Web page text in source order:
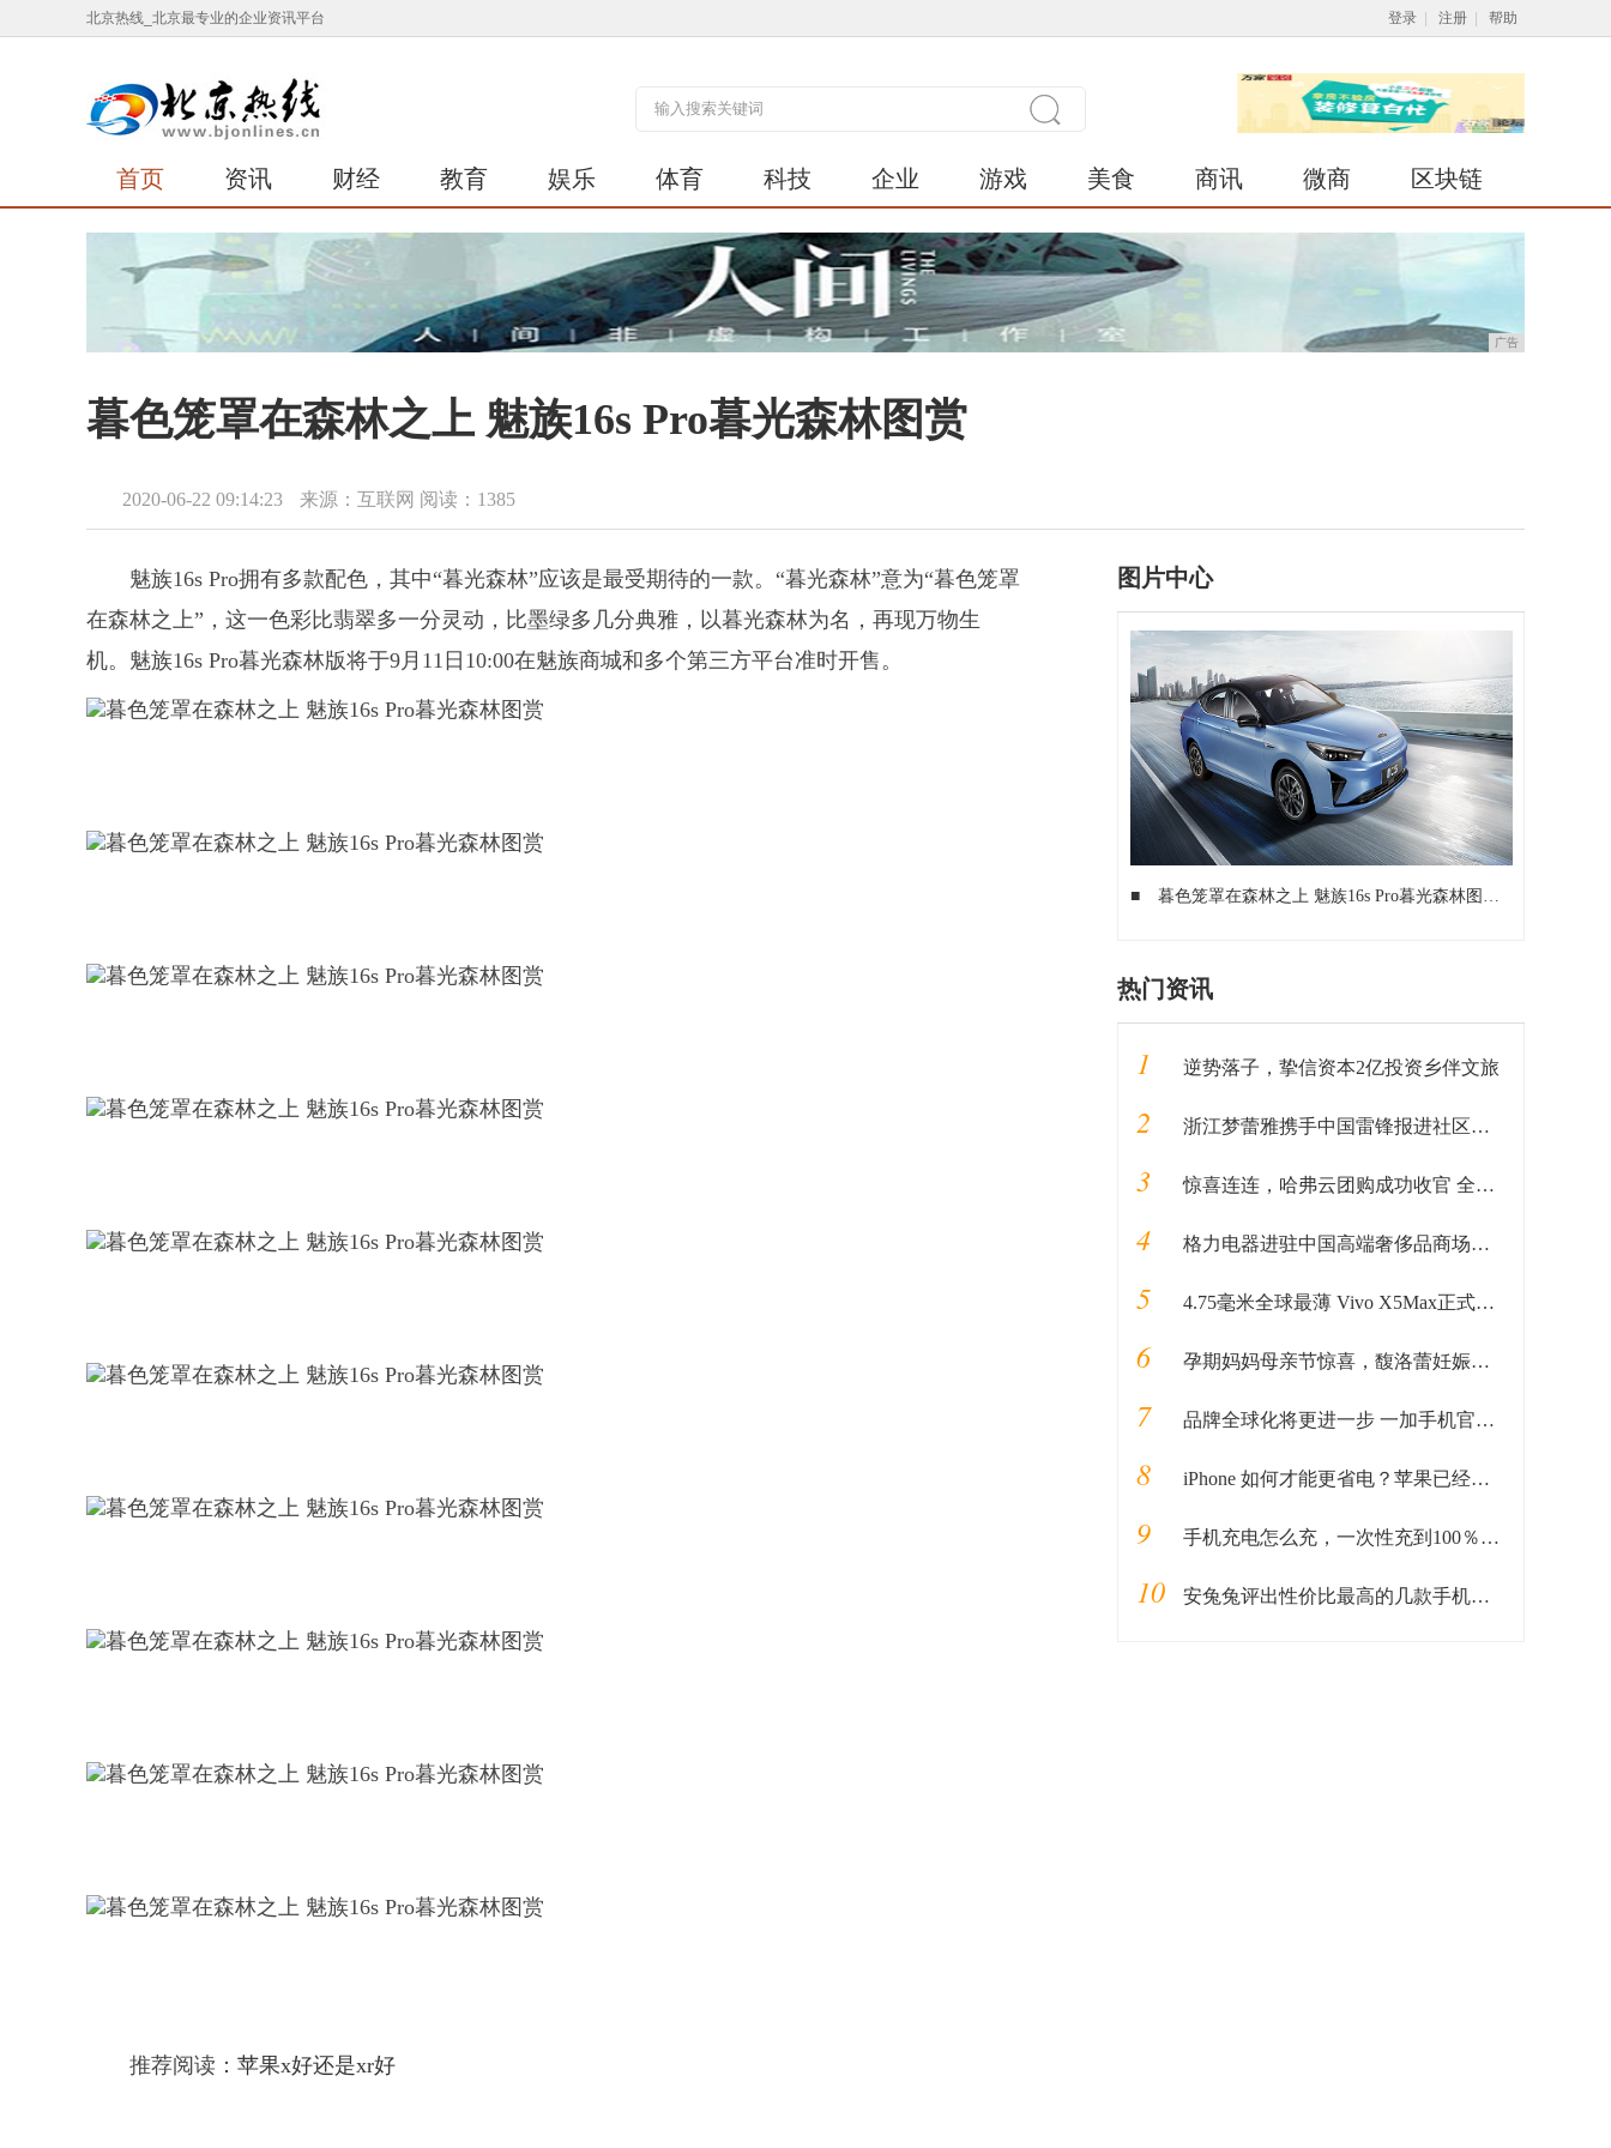
北京热线_北京最专业的企业资讯平台 登录 注册 帮助
首页 资讯 财经 教育 娱乐 体育 科技 企业 游戏 美食 商讯 微商 区块链
广告
暮色笼罩在森林之上 魅族16s Pro暮光森林图赏
2020-06-22 09:14:23 来源：互联网 阅读：1385
魅族16s Pro拥有多款配色，其中“暮光森林”应该是最受期待的一款。“暮光森林”意为“暮色笼罩
在森林之上”，这一色彩比翡翠多一分灵动，比墨绿多几分典雅，以暮光森林为名，再现万物生
机。魅族16s Pro暮光森林版将于9月11日10:00在魅族商城和多个第三方平台准时开售。
推荐阅读： 苹果x好还是xr好
图片中心
■ 暮色笼罩在森林之上 魅族16s Pro暮光森林图赏
热门资讯
1 逆势落子，挚信资本2亿投资乡伴文旅
2 浙江梦蕾雅携手中国雷锋报进社区公益活动
3 惊喜连连，哈弗云团购成功收官 全民掘金计划接踵而至
4 格力电器进驻中国高端奢侈品商场北京SKP，成SKP国产家电第一品牌
5 4.75毫米全球最薄 Vivo X5Max正式发布
6 孕期妈妈母亲节惊喜，馥洛蕾妊娠纹活动套餐登人气畅销榜
7 品牌全球化将更进一步 一加手机官网新增顶级域名
8 iPhone 如何才能更省电？苹果已经给你最好的选择
9 手机充电怎么充，一次性充到100％是好是坏？很多人都做错了
10 安兔兔评出性价比最高的几款手机，前三没毛病，华为3款垫底！